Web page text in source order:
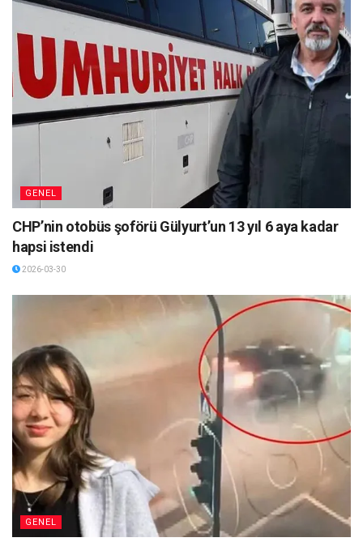
GENEL
CHP’nin otobüs şoförü Gülyurt’un 13 yıl 6 aya kadar
hapsi istendi
2026-03-30
GENEL